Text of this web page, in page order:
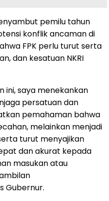
pemilu tahun
konflik ancaman di
FPK perlu turut serta
dan kesatuan NKRI
ini, saya menekankan
persatuan dan
pemahaman bahwa
melainkan menjadi
turut menyajikan
dan akurat kepada
masukan atau
Gubernur.